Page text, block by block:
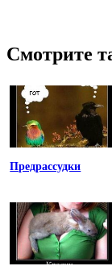
Смотрите
Предрассудки